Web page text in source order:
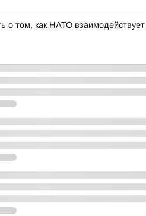
о том, как НАТО